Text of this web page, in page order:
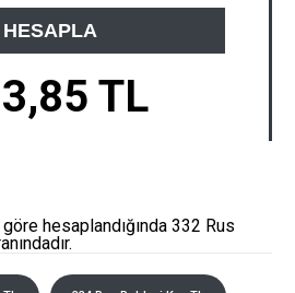
HESAPLA
TL
hesaplandığında 332 Rus